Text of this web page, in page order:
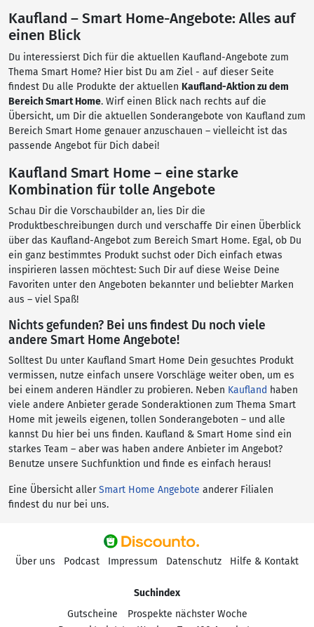
Kaufland – Smart Home-Angebote: Alles auf
einen Blick
Du interessierst Dich für die aktuellen Kaufland-Angebote zum
Thema Smart Home? Hier bist Du am Ziel - auf dieser Seite
findest Du alle Produkte der aktuellen Kaufland-Aktion zu dem
Bereich Smart Home. Wirf einen Blick nach rechts auf die
Übersicht, um Dir die aktuellen Sonderangebote von Kaufland zum
Bereich Smart Home genauer anzuschauen – vielleicht ist das
passende Angebot für Dich dabei!
Kaufland Smart Home – eine starke
Kombination für tolle Angebote
Schau Dir die Vorschaubilder an, lies Dir die
Produktbeschreibungen durch und verschaffe Dir einen Überblick
über das Kaufland-Angebot zum Bereich Smart Home. Egal, ob Du
ein ganz bestimmtes Produkt suchst oder Dich einfach etwas
inspirieren lassen möchtest: Such Dir auf diese Weise Deine
Favoriten unter den Angeboten bekannter und beliebter Marken
aus – viel Spaß!
Nichts gefunden? Bei uns findest Du noch viele
andere Smart Home Angebote!
Solltest Du unter Kaufland Smart Home Dein gesuchtes Produkt
vermissen, nutze einfach unsere Vorschläge weiter oben, um es
bei einem anderen Händler zu probieren. Neben Kaufland haben
viele andere Anbieter gerade Sonderaktionen zum Thema Smart
Home mit jeweils eigenen, tollen Sonderangeboten – und alle
kannst Du hier bei uns finden. Kaufland & Smart Home sind ein
starkes Team – aber was haben andere Anbieter im Angebot?
Benutze unsere Suchfunktion und finde es einfach heraus!
Eine Übersicht allerSmart Home Angebote anderer Filialen
findest du nur bei uns.
Über uns Podcast Impressum Datenschutz Hilfe & Kontakt
Suchindex
Gutscheine
Prospekte nächster Woche